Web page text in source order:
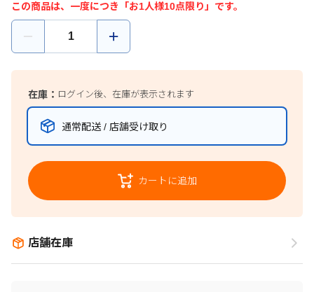
この商品は、一度につき「お1人様10点限り」です。
在庫： ログイン後、在庫が表示されます
通常配送 / 店舗受け取り
カートに追加
店舗在庫